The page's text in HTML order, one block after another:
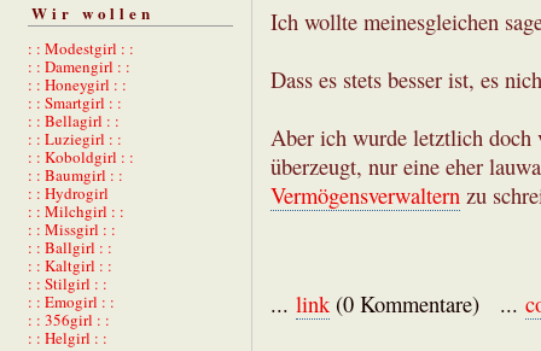
Wir wollen
: : Modestgirl : :
: : Damengirl : :
: : Honeygirl : :
: : Smartgirl : :
: : Bellagirl : :
: : Luziegirl : :
: : Koboldgirl : :
: : Baumgirl : :
: : Hydrogirl
: : Milchgirl : :
: : Missgirl : :
: : Ballgirl : :
: : Kaltgirl : :
: : Stilgirl : :
: : Emogirl : :
: : 356girl : :
: : Helgirl : :
Ich wollte meinesgleichen
Dass es stets besser ist, es
Aber ich wurde letztlich doch
überzeugt, nur eine eher
Vermögensverwaltern zu
... link (0 Kommentare) ...